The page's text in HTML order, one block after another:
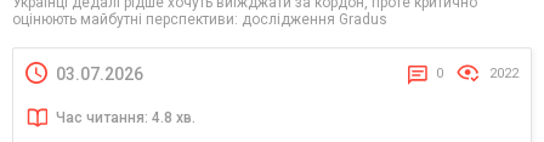
оцінюють майбутні перспективи: дослідження Gradus
03.07.2026 0 2022
Час читання: 4.8 хв.